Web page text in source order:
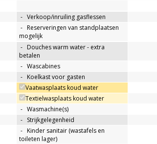
- Verkoop/inruiling gasflessen
- Reserveringen van standplaatsen
mogelijk
- Douches warm water - extra
betalen
- Wascabines
- Koelkast voor gasten
Vaatwasplaats koud water
Textielwasplaats koud water
- Wasmachine(s)
- Strijkgelegenheid
- Kinder sanitair (wastafels en
toileten lager)